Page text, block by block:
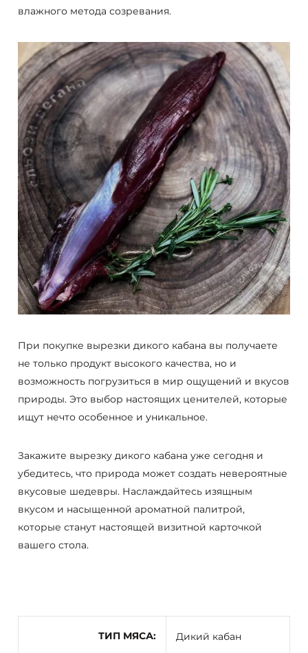
влажного метода созревания.
При покупке вырезки дикого кабана вы получаете
не только продукт высокого качества, но и
возможность погрузиться в мир ощущений и вкусов
природы. Это выбор настоящих ценителей, которые
ищут нечто особенное и уникальное.
Закажите вырезку дикого кабана уже сегодня и
убедитесь, что природа может создать невероятные
вкусовые шедевры. Наслаждайтесь изящным
вкусом и насыщенной ароматной палитрой,
которые станут настоящей визитной карточкой
вашего стола.
ТИП МЯСА Дикий кабан